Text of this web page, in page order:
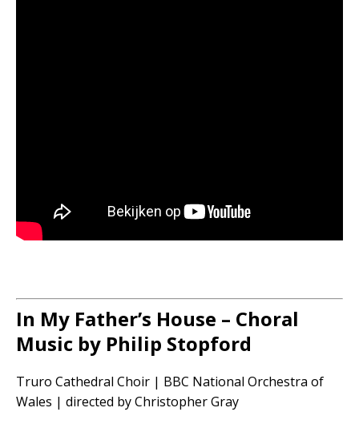
In My Father’s House – Choral
Music by Philip Stopford
Truro Cathedral Choir | BBC National Orchestra of
Wales | directed by Christopher Gray